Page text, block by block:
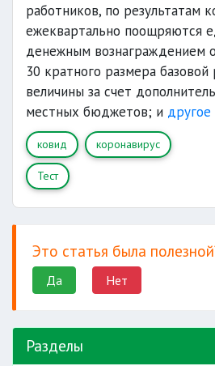
работников, по результатам
ежеквартально поощряются
денежным вознаграждением
30 кратного размера базовой
величины за счет
местных бюджетов; и другое
ковид коронавирус
Тест
Это статья была
Да Нет
Разделы